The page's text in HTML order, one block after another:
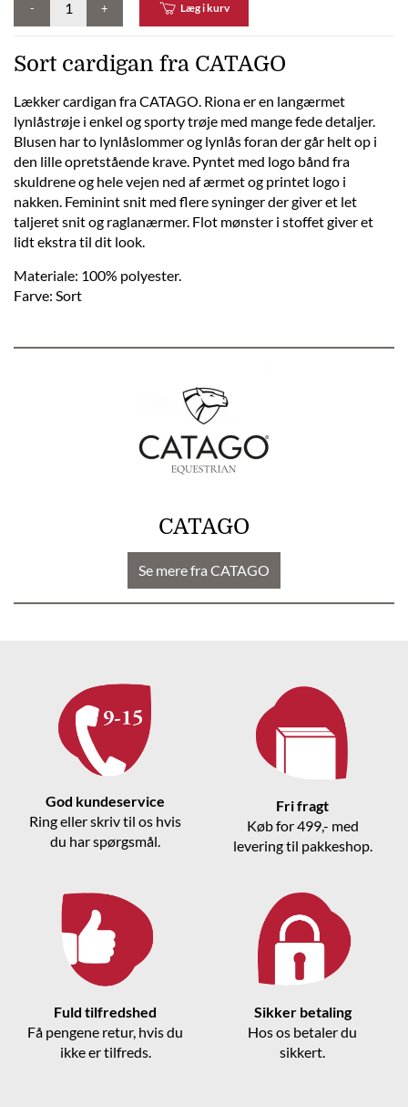
- + Læg i kurv
Sort cardigan fra CATAGO
Lækker cardigan fra CATAGO. Riona er en langærmet
lynlåstrøje i enkel og sporty trøje med mange fede detaljer.
Blusen har to lynlåslommer og lynlås foran der går helt op i
den lille opretstående krave. Pyntet med logo bånd fra
skuldrene og hele vejen ned af ærmet og printet logo i
nakken. Feminint snit med flere syninger der giver et let
taljeret snit og raglanærmer. Flot mønster i stoffet giver et
lidt ekstra til dit look.
Materiale: 100% polyester.
Farve: Sort
CATAGO
Se mere fra CATAGO
God kundeservice
Ring eller skriv til os hvis
du har spørgsmål.
Fri fragt
Køb for 499,- med
levering til pakkeshop.
Fuld tilfredshed
Få pengene retur, hvis du
ikke er tilfreds.
Sikker betaling
Hos os betaler du
sikkert.